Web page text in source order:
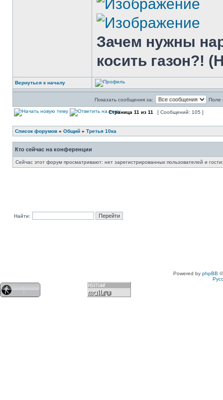
Зачем нужны
косить газон?!
Вернуться к началу
Показать сообщения за: Поле
Страница 11 из 11 [ Сообщений: 105 ]
Список форумов » Общий » Третья 10ка
Кто сейчас на конференции
Сейчас этот форум просматривают: нет зарегистрированных пользователей и
Найти:
Powered by phpBB